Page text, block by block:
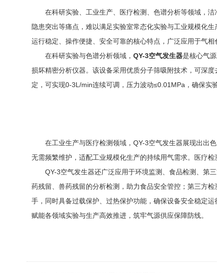
在科研实验、工业生产、医疗检测、色谱分析等领域，洁
隐患突出等痛点，难以满足实验室常态化实验与工业规模化
运行稳定、操作便捷、安全可靠的核心特点，广泛应用于气
在科研实验与色谱分析领域， QY-3空气发生器是核心气
损坏精密分析仪器。该设备采用优质分子筛吸附技术，可深
定，可实现0-3L/min连续可调，压力波动≤0.01MPa，确保
在工业生产与医疗检测领域，QY-3空气发生器展现出出色
无需频繁维护，适配工业规模化生产的持续用气需求。医疗
QY-3空气发生器还广泛应用于环境监测、食品检测、第三
药残留、兽药残留的分析检测，助力食品安全管控；第三方
手，同时具备过载保护、过热保护功能，确保设备安全稳定
赋能各领域实验与生产高效推进，筑牢气源供应保障防线。